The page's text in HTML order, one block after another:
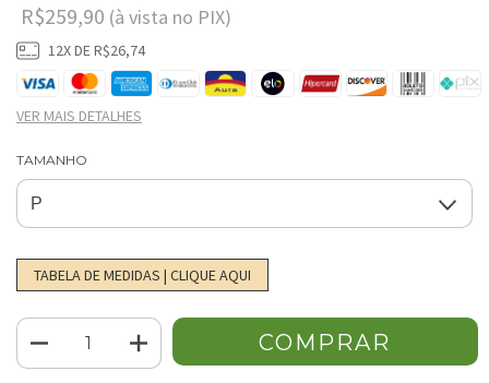
R$259,90 (à vista no PIX)
12X DER$26,74
VER MAIS DETALHES
TAMANHO
TABELA DE MEDIDAS | CLIQUE AQUI